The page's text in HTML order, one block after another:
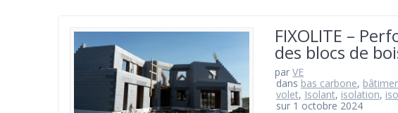
FIXOLITE –
des blocs de
parVE
dans bas carbone,
volet, Isolant, isolation,
sur 1 octobre 2024